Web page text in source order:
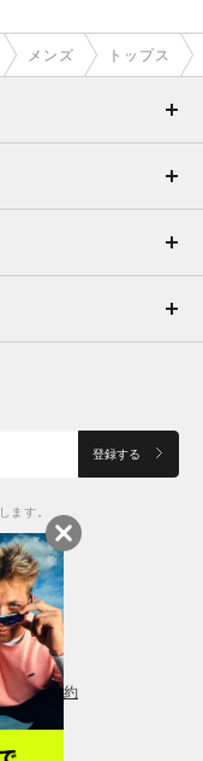
メンズ トップス
登録する
ます。
会員規約